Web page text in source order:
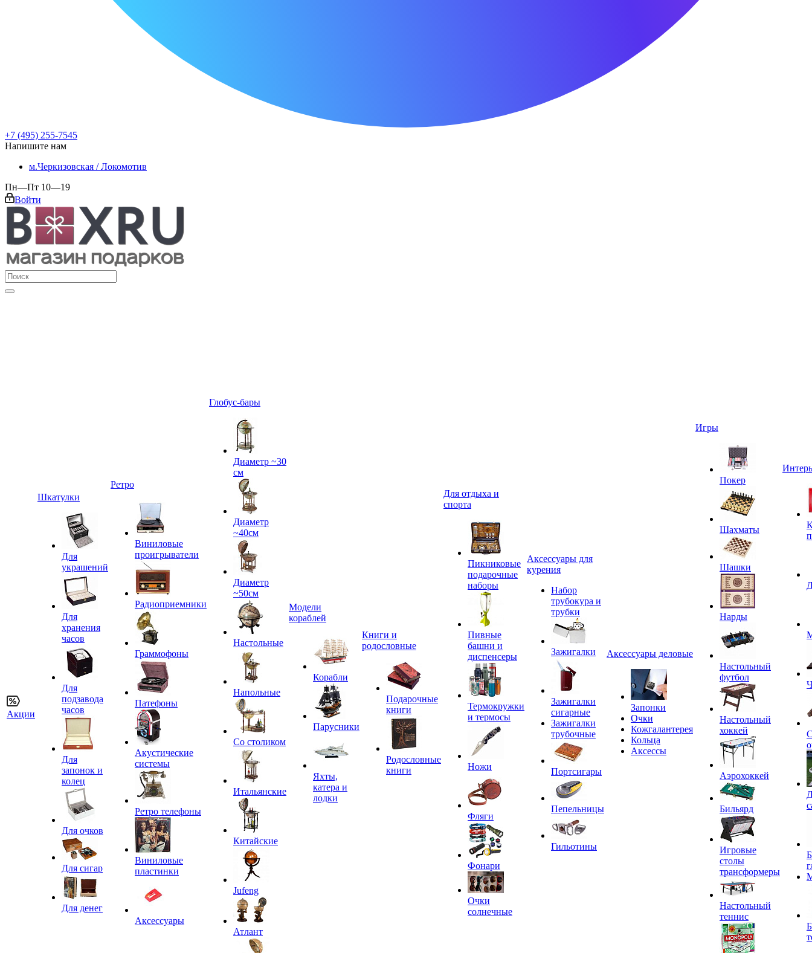
+7 (495) 255-7545
Напишите нам
м.Черкизовская / Локомотив
Пн—Пт 10—19
Войти
Акции
Шкатулки
Для
украшений
Для
хранения
часов
Для
подзавода
часов
Для
запонок и
колец
Для очков
Для сигар
Для денег
Ретро
Виниловые
проигрыватели
Радиоприемники
Граммофоны
Патефоны
Акустические
системы
Ретро телефоны
Виниловые
пластинки
Аксессуары
Глобус-бары
Диаметр ~30
см
Диаметр
~40см
Диаметр
~50см
Настольные
Напольные
Со столиком
Итальянские
Китайские
Jufeng
Атлант
Модели
кораблей
Корабли
Парусники
Яхты,
катера и
лодки
Книги и
родословные
Подарочные
книги
Родословные
книги
Для отдыха и
спорта
Пикниковые
подарочные
наборы
Пивные
башни и
диспенсеры
Термокружки
и термосы
Ножи
Фляги
Фонари
Очки
солнечные
Аксессуары для
курения
Набор
трубокура и
трубки
Зажигалки
Зажигалки
сигарные
Зажигалки
трубочные
Портсигары
Пепельницы
Гильотины
Аксессуары деловые
Запонки
Очки
Кожгалантерея
Кольца
Аксессы
Игры
Покер
Шахматы
Шашки
Нарды
Настольный
футбол
Настольный
хоккей
Аэрохоккей
Бильярд
Игровые
столы
трансформеры
Настольный
теннис